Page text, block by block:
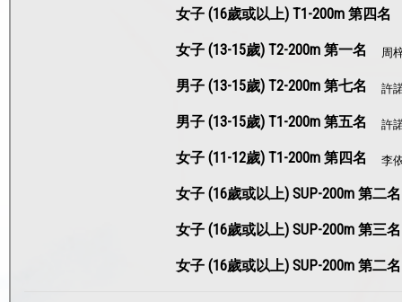
女子 (16歲或以上) T1-200m 第四名
女子 (13-15歲) T2-200m 第一名 周
男子 (13-15歲) T2-200m 第七名 許
男子 (13-15歲) T1-200m 第五名 許
女子 (11-12歲) T1-200m 第四名 李
女子 (16歲或以上) SUP-200m 第二名
女子 (16歲或以上) SUP-200m 第三名
女子 (16歲或以上) SUP-200m 第二名